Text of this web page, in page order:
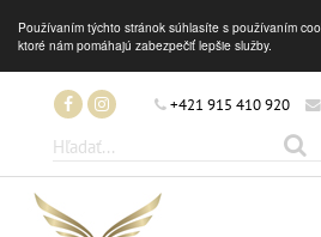
Používaním týchto stránok súhlasíte s používaním
ktoré nám pomáhajú zabezpečiť lepšie služby.
+421 915 410 920